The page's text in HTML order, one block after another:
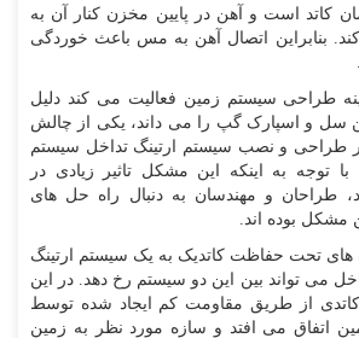
کاتد است و آهن در پایین مخزن کنار آن به
بنابراین اتصال آهن به مس باعث خوردگی
طراحی سیستم زمین فعالیت می کند دلیل
سل و اسپارک گپ را می داند، یکی از چالش
در طراحی و نصب سیستم ارتینگ تداخل سیستم
توجه به اینکه این مشکل تاثیر زیادی در
طراحان و مهندسان به دنبال راه حل های
مشکل بوده اند.
های تحت حفاظت کاتدیک به یک سیستم ارتینگ
می تواند بین این دو سیستم رخ دهد. در این
از طریق مقاومت کم ایجاد شده توسط
اتفاق می افتد و سازه مورد نظر به زمین